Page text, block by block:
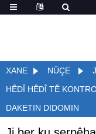
XANE NÛÇE
HÊDÎ HÊDÎ TÊ
DAKETIN DIDOMIN